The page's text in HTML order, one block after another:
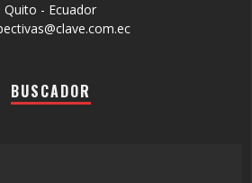
Quito - Ecuador
BUSCADOR